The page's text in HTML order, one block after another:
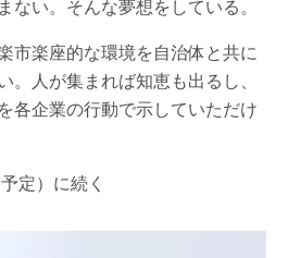
ない。そんな夢想をしている。
市楽座的な環境を自治体と共に
。人が集まれば知恵も出るし、
各企業の行動で示していただけ
定）に続く